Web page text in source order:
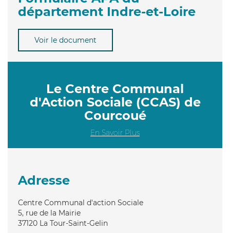
département Indre-et-Loire
Voir le document
Le Centre Communal
d'Action Sociale (CCAS) de
Courcoué
En Savoir Plus
Adresse
Centre Communal d'action Sociale
5, rue de la Mairie
37120 La Tour-Saint-Gelin